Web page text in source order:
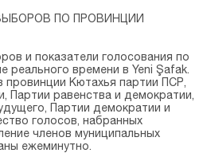
ПО ПРОВИНЦИИ
и показатели голосования по
времени в Yeni Şafak.
провинции Кютахья партии ПСР,
равенства и демократии,
Партии демократии и
голосов, набранных
членов муниципальных
ежеминутно.